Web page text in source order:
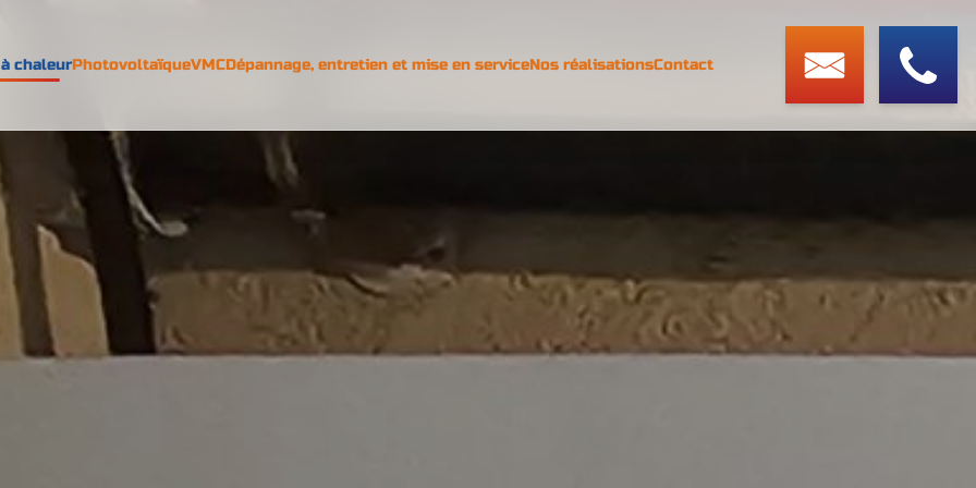
chaleurPhotovoltaïqueVMCDépannage, entretien et mise en serviceNos réalisationsContact